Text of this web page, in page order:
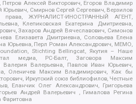
Алексей Викторович, Егоров Владимир
Юрьевич, Смирнов Сергей Сергеевич, Верзилов
ЖУРНАЛИСТ-ИНОСТРАННЫЙ АГЕНТ,
Клепиковская Екатерина Дмитриевна,
Захаров Андрей Вячеславович, Симонов
Елизавета Дмитриевна, Соловьева Елена
Юрьевна, Перл Роман Александрович, МЕМО,
Stichting Bellingcat, Якутия – Наше
медиа, РС-Балт, Заговора Максим
Валерия Валерьевна, Павлов Иван Юрьевич,
Оленичев Максим Владимирович, Как бы
Иркутский союз библиофилов, Честные
Еланчик Олег Александрович, Григорьева
Андрей Валерьевич , Гималова Регина
Фаритовна